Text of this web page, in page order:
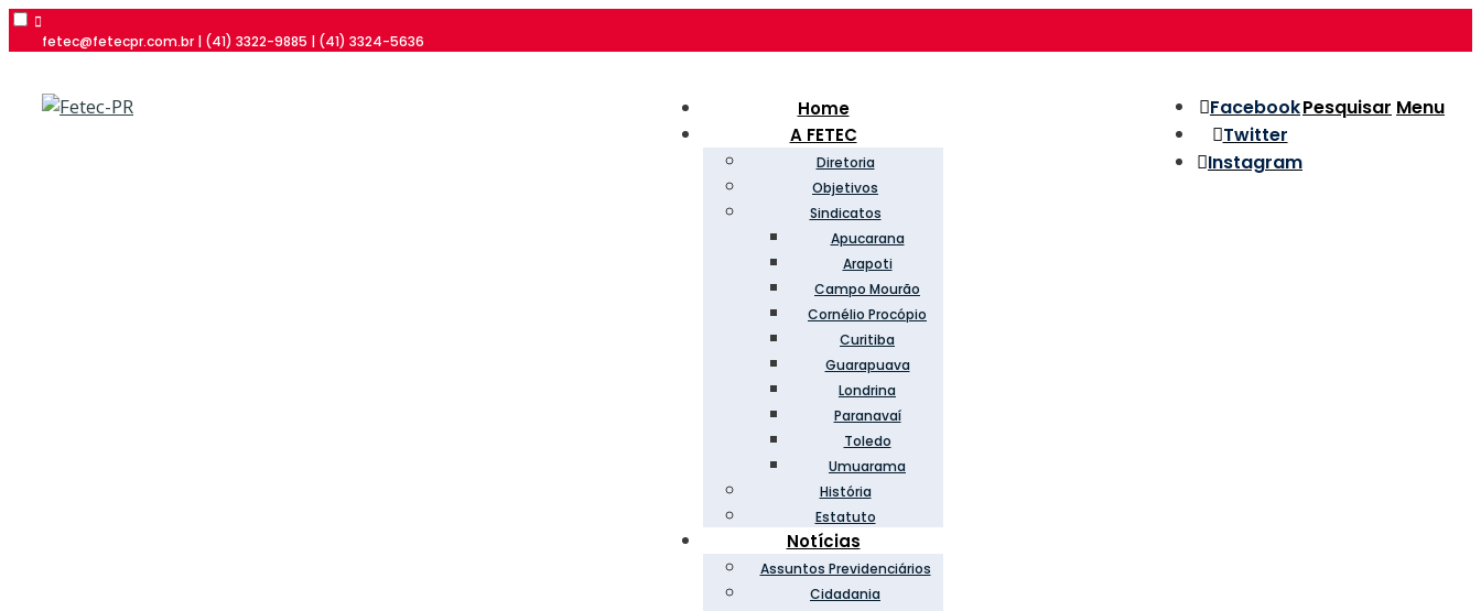
fetec@fetecpr.com.br | (41) 3322-9885 | (41) 3324-5636
Home
A FETEC
Diretoria
Objetivos
Sindicatos
Apucarana
Arapoti
Campo Mourão
Cornélio Procópio
Curitiba
Guarapuava
Londrina
Paranavaí
Toledo
Umuarama
História
Estatuto
Notícias
Assuntos Previdenciários
Cidadania
Pesquisar Menu
Facebook
Twitter
Instagram